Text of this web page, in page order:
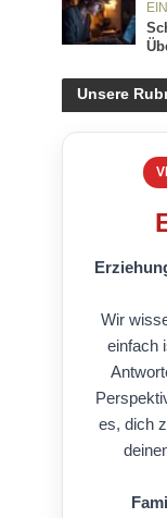
Unsere
Wir
einfach
es, dich